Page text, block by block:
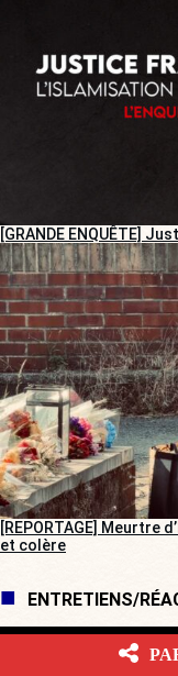
[GRANDE ENQUÊTE]
[REPORTAGE] Meurtre
et colère
ENTRETIENS/